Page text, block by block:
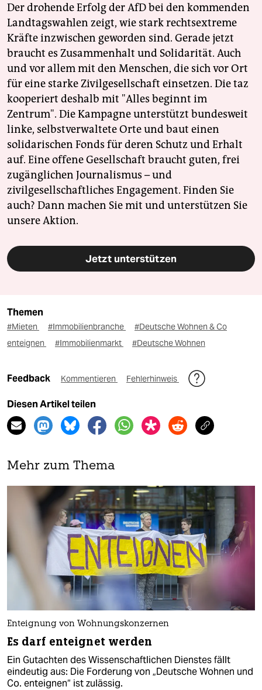
Der drohende Erfolg der AfD bei den kommenden
Landtagswahlen zeigt, wie stark rechtsextreme
Kräfte inzwischen geworden sind. Gerade jetzt
braucht es Zusammenhalt und Solidarität. Auch
und vor allem mit den Menschen, die sich vor Ort
für eine starke Zivilgesellschaft einsetzen. Die taz
kooperiert deshalb mit "Alles beginnt im
Zentrum". Die Kampagne unterstützt bundesweit
linke, selbstverwaltete Orte und baut einen
solidarischen Fonds für deren Schutz und Erhalt
auf. Eine offene Gesellschaft braucht guten, frei
zugänglichen Journalismus – und
zivilgesellschaftliches Engagement. Finden Sie
auch? Dann machen Sie mit und unterstützen Sie
unsere Aktion.
Jetzt unterstützen
Themen
#Mieten #Immobilienbranche
#Deutsche Wohnen & Co
enteignen
#Immobilienmarkt #Deutsche Wohnen
Feedback Kommentieren Fehlerhinweis
Diesen Artikel teilen
Mehr zum Thema
Enteignung von Wohnungskonzernen
Es darf enteignet werden
Ein Gutachten des Wissenschaftlichen Dienstes fällt
eindeutig aus: Die Forderung von „Deutsche Wohnen und
Co. enteignen“ ist zulässig.